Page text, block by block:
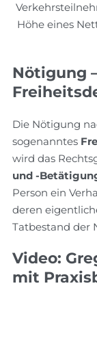
Höhe eines
Nötigung
Die Nötigung
sogenanntes
wird das
und -
Person ein
deren
Tatbestand der
Video:
mit